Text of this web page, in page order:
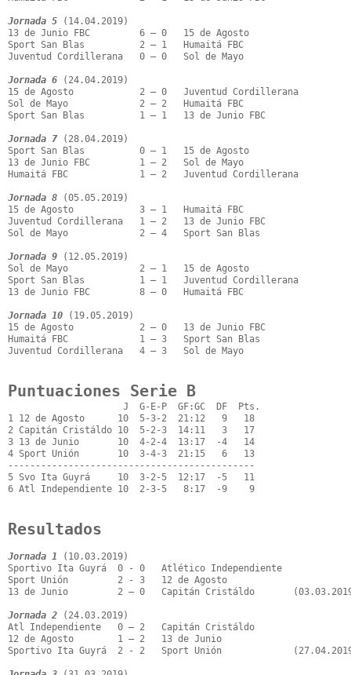
Jornada 5 (14.04.2019)
13 de Junio FBC         6 – 0   15 de Agosto
Sport San Blas          2 – 1   Humaitá FBC
Juventud Cordillerana   0 – 0   Sol de Mayo
Jornada 6 (24.04.2019)
15 de Agosto            2 – 0   Juventud Cordillerana
Sol de Mayo             2 – 2   Humaitá FBC
Sport San Blas          1 – 1   13 de Junio FBC
Jornada 7 (28.04.2019)
Sport San Blas          0 – 1   15 de Agosto
13 de Junio FBC         1 – 2   Sol de Mayo
Humaitá FBC             1 – 2   Juventud Cordillerana
Jornada 8 (05.05.2019)
15 de Agosto            3 – 1   Humaitá FBC
Juventud Cordillerana   1 – 2   13 de Junio FBC
Sol de Mayo             2 – 4   Sport San Blas
Jornada 9 (12.05.2019)
Sol de Mayo             2 – 1   15 de Agosto
Sport San Blas          1 – 1   Juventud Cordillerana
13 de Junio FBC         8 – 0   Humaitá FBC
Jornada 10 (19.05.2019)
15 de Agosto            2 – 0   13 de Junio FBC
Humaitá FBC             1 – 3   Sport San Blas
Juventud Cordillerana   4 – 3   Sol de Mayo
Puntuaciones Serie B
                     J  G-E-P  GF:GC  DF  Pts.
1 12 de Agosto      10  5-3-2  21:12   9   18
2 Capitán Cristáldo 10  5-2-3  14:11   3   17
3 13 de Junio       10  4-2-4  13:17  -4   14
4 Sport Unión       10  3-4-3  21:15   6   13
---------------------------------------------
5 Svo Ita Guyrá     10  3-2-5  12:17  -5   11
6 Atl Independiente 10  2-3-5   8:17  -9    9
Resultados
Jornada 1 (10.03.2019)
Sportivo Ita Guyrá  0 - 0   Atlético Independiente
Sport Unión         2 - 3   12 de Agosto
13 de Junio         2 – 0   Capitán Cristáldo
Jornada 2 (24.03.2019)
Atl Independiente   0 – 2   Capitán Cristáldo
12 de Agosto        1 – 2   13 de Junio
Sportivo Ita Guyrá  2 - 2   Sport Unión